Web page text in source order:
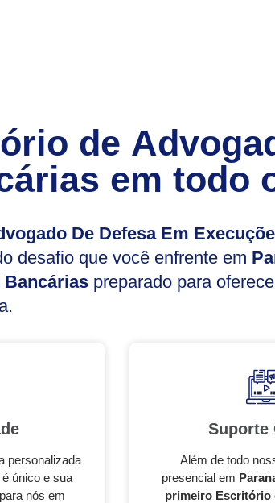
de
em todo
De Defesa Em
desafio que você enfrente em
Bancáriaspreparado para
personalizada
é único e sua
nós em
Suporte
Além de todo
presencial em
primeiro Escritório